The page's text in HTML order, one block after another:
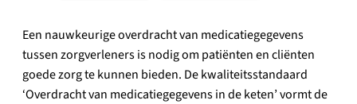
Een nauwkeurige overdracht van medicatiegegevens
tussen zorgverleners is nodig om patiënten en cliënten
goede zorg te kunnen bieden. De kwaliteitsstandaard
‘Overdracht van medicatiegegevens in de keten’ vormt de